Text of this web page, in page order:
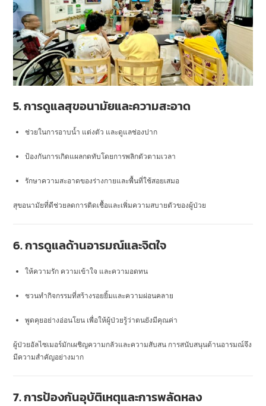
5. การดูแลสุขอนามัยและความสะอาด
ช่วยในการอาบน้ำ แต่งตัว และดูแลช่องปาก
ป้องกันการเกิดแผลกดทับโดยการพลิกตัวตามเวลา
รักษาความสะอาดของร่างกายและพื้นที่ใช้สอยเสมอ
สุขอนามัยที่ดีช่วยลดการติดเชื้อและเพิ่มความสบายตัวของผู้ป่วย
6. การดูแลด้านอารมณ์และจิตใจ
ให้ความรัก ความเข้าใจ และความอดทน
ชวนทำกิจกรรมที่สร้างรอยยิ้มและความผ่อนคลาย
พูดคุยอย่างอ่อนโยน เพื่อให้ผู้ป่วยรู้ว่าตนยังมีคุณค่า
ผู้ป่วยอัลไซเมอร์มักเผชิญความกลัวและความสับสน การสนับสนุนด้านอารมณ์จึง
มีความสำคัญอย่างมาก
7. การป้องกันอุบัติเหตุและการพลัดหลง